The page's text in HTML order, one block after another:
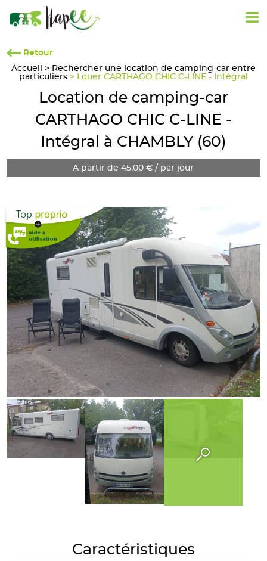
Retour
Accueil
> Rechercher une location de camping-car entre
particuliers > Louer CARTHAGO CHIC C-LINE - Intégral
Location de camping-car
CARTHAGO CHIC C-LINE -
Intégral à CHAMBLY (60)
A partir de 45,00 € / par jour
Caractéristiques